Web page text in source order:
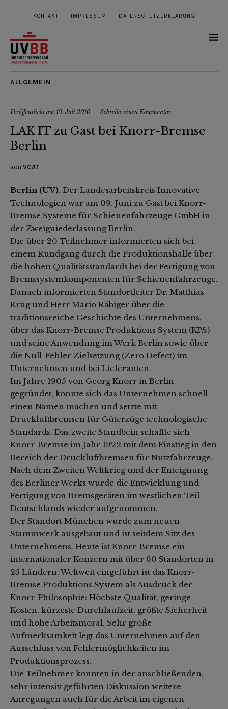
KONTAKT IMPRESSUM DATENSCHUTZERKLÄRUNG
ALLGEMEIN
Veröffentlicht am 19. Juli 2010 Schreibe einen Kommentar
LAK IT zu Gast bei Knorr-Bremse
Berlin
von VCAT
Berlin (UV). Der Landesarbeitskreis Innovative
Technologien war am 09. Juni zu Gast bei Knorr-
Bremse Systeme für Schienenfahrzeuge GmbH in
der Zweigniederlassung Berlin.
Die über 20 Teilnehmer informierten sich bei
einem Rundgang durch die Produktionshalle über
die hohen Qualitätsstandards bei der Fertigung von
Bremssystemkomponenten für Schienenfahrzeuge.
Danach informierten Standortleiter Dr. Matthias
Krug und Herr Mario Räbiger über die
traditionsreiche Geschichte des Unternehmens,
über das Knorr-Bremse Produktions System (KPS)
und seine Anwendung im Werk Berlin sowie über
die Null-Fehler Zielsetzung (Zero Defect) im
Unternehmen und bei Lieferanten.
Im Jahre 1905 von Georg Knorr in Berlin
gegründet, konnte sich das Unternehmen schnell
einen Namen machen und setzte mit
Druckluftbremsen für Güterzüge technologische
Standards. Das zweite Standbein schaffte sich
Knorr-Bremse im Jahr 1922 mit dem Einstieg in den
Bereich der Druckluftbremsen für Nutzfahrzeuge.
Nach dem Zweiten Weltkrieg und der Enteignung
des Berliner Werks wurde die Entwicklung und
Fertigung von Bremsgeräten im westlichen Teil
Deutschlands wieder aufgenommen.
Der Standort München wurde zum neuen
Stammwerk ausgebaut und ist seitdem Sitz des
Unternehmens. Heute ist Knorr-Bremse ein
internationaler Konzern mit über 60 Standorten in
25 Ländern. Weltweit eingeführt ist das Knorr-
Bremse Produktions System als Ausdruck der
Knorr-Philosophie: Höchste Qualität, geringe
Kosten, kürzeste Durchlaufzeit, größte Sicherheit
und hohe Arbeitsmoral. Sehr große
Aufmerksamkeit legt das Unternehmen auf den
Ausschluss von Fehlermöglichkeiten im
Produktionsprozess.
Die Teilnehmer konnten in der anschließenden,
sehr intensiv geführten Diskussion weitere
Anregungen auch für die Arbeit im eigenen